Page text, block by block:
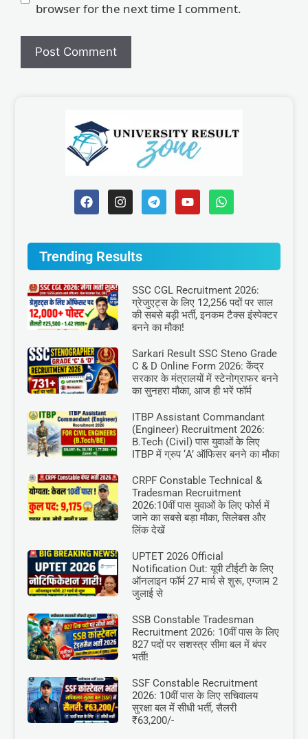
browser for the next time I comment.
Trending Results
SSC CGL Recruitment 2026:
ग्रेजुएट्स के लिए 12,256 पदों पर साल
की सबसे बड़ी भर्ती, इनकम टैक्स इंस्पेक्टर
बनने का मौका!
Sarkari Result SSC Steno Grade
C & D Online Form 2026: केंद्र
सरकार के मंत्रालयों में स्टेनोग्राफर बनने
का सुनहरा मौका, आज ही भरें फॉर्म
ITBP Assistant Commandant
(Engineer) Recruitment 2026:
B.Tech (Civil) पास युवाओं के लिए
ITBP में ग्रुप ‘A’ ऑफिसर बनने का मौका
CRPF Constable Technical &
Tradesman Recruitment
2026:10वीं पास युवाओं के लिए फोर्स में
जाने का सबसे बड़ा मौका, सिलेबस और
लिंक देखें
UPTET 2026 Official
Notification Out: यूपी टीईटी के लिए
ऑनलाइन फॉर्म 27 मार्च से शुरू, एग्जाम 2
जुलाई से
SSB Constable Tradesman
Recruitment 2026: 10वीं पास के लिए
827 पदों पर सशस्त्र सीमा बल में बंपर
भर्ती!
SSF Constable Recruitment
2026: 10वीं पास के लिए सचिवालय
सुरक्षा बल में सीधी भर्ती, सैलरी
₹63,200/-